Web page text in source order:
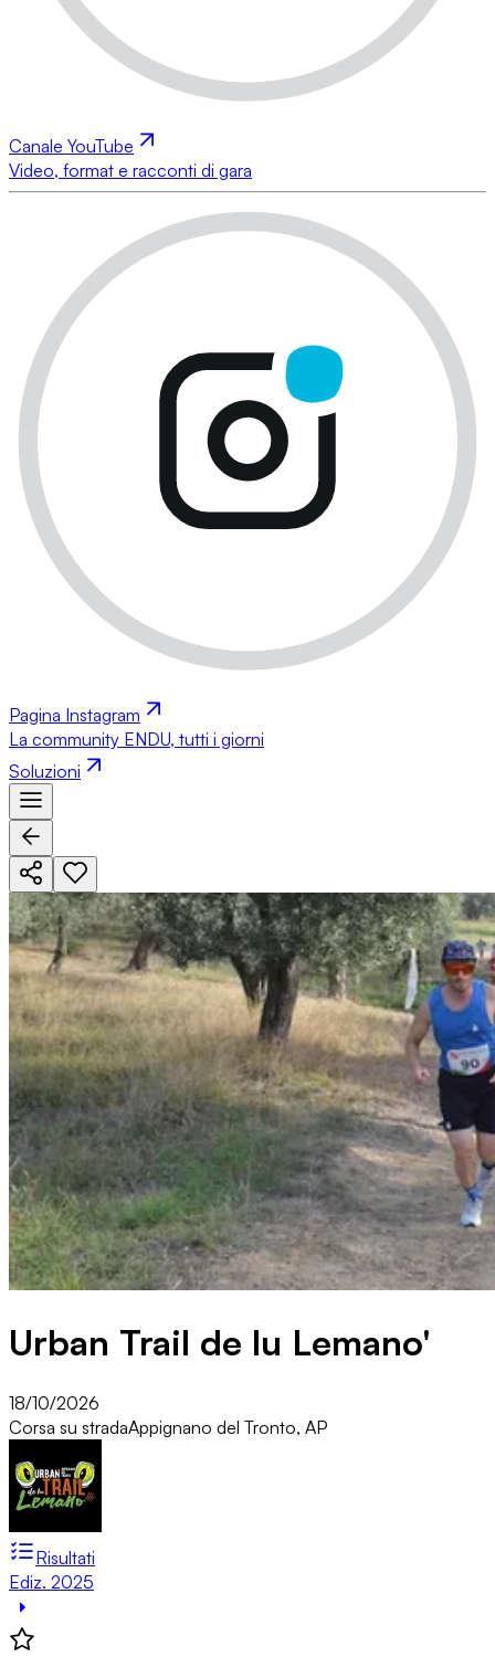
Canale YouTube
Video, format e racconti di gara
Pagina Instagram
La community ENDU, tutti i giorni
Soluzioni
Urban Trail de lu Lemano'
18/10/2026
Corsa su stradaAppignano del Tronto, AP
Risultati
Ediz. 2025